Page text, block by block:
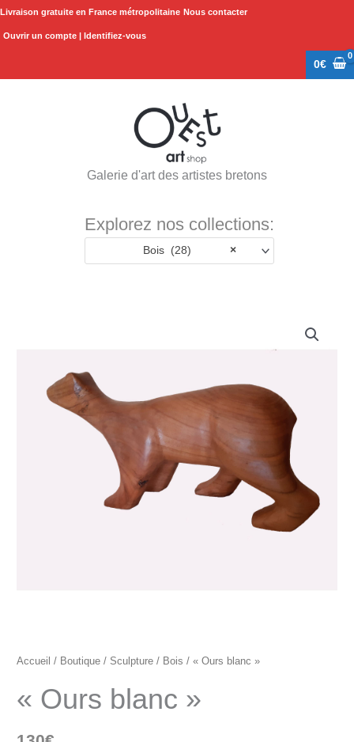
Aller
Livraison gratuite en France métropolitaine Nous contacter
Ouvrir un compte | Identifiez-vous
0€
Galerie d'art des artistes bretons
Explorez nos collections:
×
Bois (28)
Accueil / Boutique / Sculpture / Bois / « Ours blanc »
« Ours blanc »